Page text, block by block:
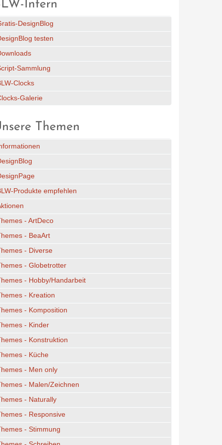
Intern
DesignBlog
testen
Sammlung
Clocks
Galerie
Themen
Produkte empfehlen
- ArtDeco
- BeaArt
- Diverse
- Globetrotter
- Hobby/Handarbeit
- Kreation
- Komposition
- Kinder
- Konstruktion
- Küche
- Men only
- Malen/Zeichnen
- Naturally
- Responsive
- Stimmung